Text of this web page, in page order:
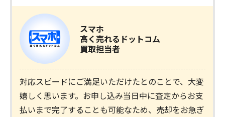
スマホ
高く売れるドットコム
買取担当者
対応スピードにご満足いただけたとのことで、大変
嬉しく思います。お申し込み当日中に査定からお支
払いまで完了することも可能なため、売却をお急ぎ